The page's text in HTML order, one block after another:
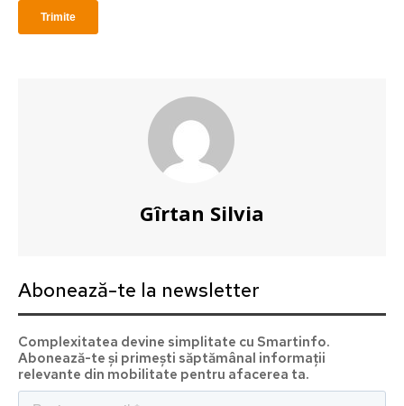
Complexitatea devine simplitate cu Smartinfo.
Gîrtan Silvia
Abonează-te la newsletter
Complexitatea devine simplitate cu Smartinfo.
Abonează-te și primești săptămânal informații
relevante din mobilitate pentru afacerea ta.